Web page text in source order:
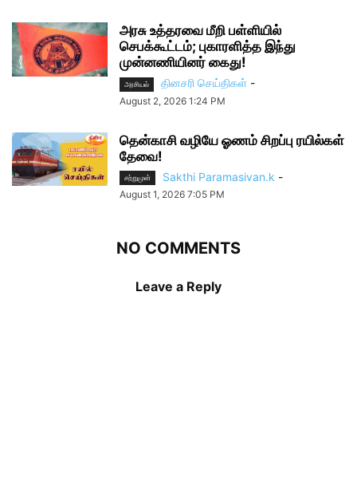
அரசு உத்தரவை மீறி பள்ளியில்
செபக்கூட்டம்; புகாரளித்த இந்து
முன்னணியினர் கைது!
அரசியல் தினசரி செய்திகள் -
August 2, 2026 1:24 PM
தென்காசி வழியே ஓணம் சிறப்பு ரயில்கள்
தேவை!
சற்றுமுன் Sakthi Paramasivan.k -
August 1, 2026 7:05 PM
NO COMMENTS
Leave a Reply